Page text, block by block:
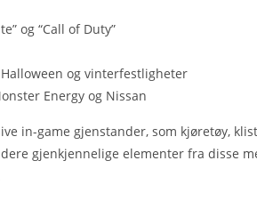
og “Call of Duty”
og vinterfestligheter
Energy og Nissan
in-game gjenstander, som kjøretøy,
gjenkjennelige elementer fra disse